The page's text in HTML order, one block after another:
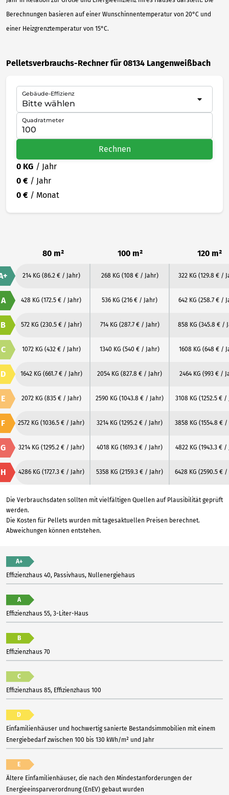
Berechnungen basieren auf einer Wunschinnentemperatur von 20°C und
einer Heizgrenztemperatur von 15°C.
Pelletsverbrauchs-Rechner für 08134 Langenweißbach
Gebäude-Effizienz
Quadratmeter
Rechnen
0 KG / Jahr
0 € / Jahr
0 € / Monat
80 m² 100 m² 120 m²
214 KG (86.2 € / Jahr) 268 KG (108 € / Jahr) 322 KG (129.8 € /
A 428 KG (172.5 € / Jahr) 536 KG (216 € / Jahr) 642 KG (258.7 € /
B 572 KG (230.5 € / Jahr) 714 KG (287.7 € / Jahr) 858 KG (345.8 € /
C 1072 KG (432 € / Jahr) 1340 KG (540 € / Jahr) 1608 KG (648 € /
D 1642 KG (661.7 € / Jahr) 2054 KG (827.8 € / Jahr) 2464 KG (993 € /
E 2072 KG (835 € / Jahr) 2590 KG (1043.8 € / Jahr) 3108 KG (1252.5 € /
F 2572 KG (1036.5 € / Jahr) 3214 KG (1295.2 € / Jahr) 3858 KG (1554.8 € /
G 3214 KG (1295.2 € / Jahr) 4018 KG (1619.3 € / Jahr) 4822 KG (1943.3 € /
H 4286 KG (1727.3 € / Jahr) 5358 KG (2159.3 € / Jahr) 6428 KG (2590.5 € /
Die Verbrauchsdaten sollten mit vielfältigen Quellen auf Plausibilität geprüft
werden.
Die Kosten für Pellets wurden mit tagesaktuellen Preisen berechnet.
Abweichungen können entstehen.
A+
Effizienzhaus 40, Passivhaus, Nullenergiehaus
A
Effizienzhaus 55, 3-Liter-Haus
B
Effizienzhaus 70
C
Effizienzhaus 85, Effizienzhaus 100
D
Einfamilienhäuser und hochwertig sanierte Bestandsimmobilien mit einem
Energiebedarf zwischen 100 bis 130 kWh/m² und Jahr
E
Ältere Einfamilienhäuser, die nach den Mindestanforderungen der
Energieeinsparverordnung (EnEV) gebaut wurden